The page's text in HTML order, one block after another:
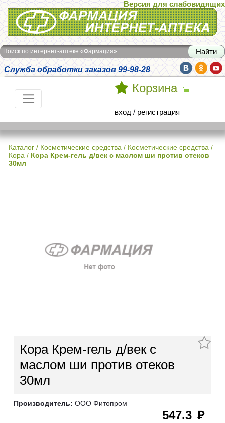
Интернет-аптека Фармация
Версия для слабовидящих
Поиск по интернет-аптеке «Фармация»
Служба обработки заказов 99-98-28
Корзина
вход / регистрация
Каталог / Косметические средства / Косметические средства /
Кора / Кора Крем-гель д/век с маслом ши против отеков
30мл
Кора Крем-гель д/век с
маслом ши против отеков
30мл
Производитель: ООО Фитопром
547.3 руб